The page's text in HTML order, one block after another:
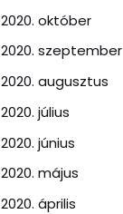
2020. október
2020. szeptember
2020. augusztus
2020. július
2020. június
2020. május
2020. április